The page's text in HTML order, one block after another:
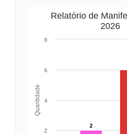
Quantidade
Relatório de
2026
2
2
4
6
8